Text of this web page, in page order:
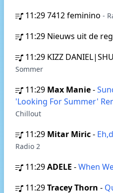
11:297412 feminino -
11:29 Nieuws uit de
11:29 KIZZ
Sommer
11:29 Max Manie-
'Looking For Summer'
Chillout
11:29 Mitar Miric-
Radio 2
11:29ADELE -When
11:29Tracey Thorn -